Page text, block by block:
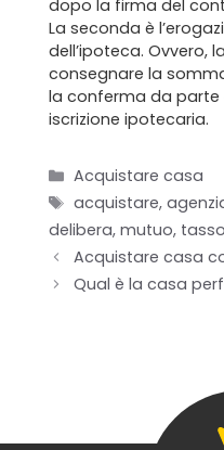
dopo la firma del
La seconda è
dell’ipoteca. Ovvero,
consegnare la
la conferma da parte
iscrizione ipotecaria.
Categorie
Acquistare casa
Tag
acquistare,
delibera, mutuo,
Acquistare casa
Qual è la casa